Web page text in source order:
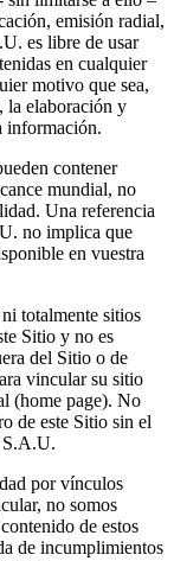
emisión radial,
es libre de usar
en cualquier
motivo que sea,
la elaboración y
información.
contener
mundial, no
Una referencia
no implica que
en vuestra
totalmente sitios
Sitio y no es
del Sitio o de
vincular su sitio
(home page). No
de este Sitio sin el
S.A.U.
por vínculos
no somos
de estos
de incumplimientos